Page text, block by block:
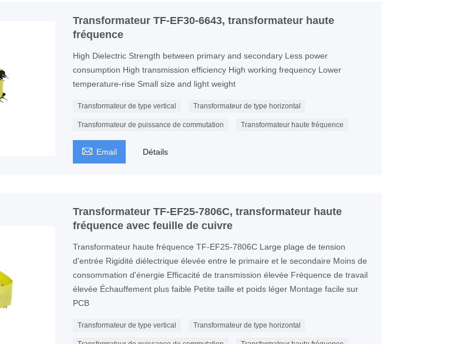
Transformateur TF-EF30-6643, transformateur haute
fréquence
High Dielectric Strength between primary and secondary Less power
consumption High transmission efficiency High working frequency Lower
temperature-rise Small size and light weight
Transformateur de type vertical Transformateur de type horizontal
Transformateur de puissance de commutation Transformateur haute fréquence
 Email Détails
Transformateur TF-EF25-7806C, transformateur haute
fréquence avec feuille de cuivre
Transformateur haute fréquence TF-EF25-7806C Large plage de tension
d'entrée Rigidité diélectrique élevée entre le primaire et le secondaire Moins de
consommation d'énergie Efficacité de transmission élevée Fréquence de travail
élevée Échauffement plus faible Petite taille et poids léger Montage facile sur
PCB
Transformateur de type vertical Transformateur de type horizontal